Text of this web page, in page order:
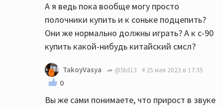
А я ведь пока вообще могу просто
полочники купить и к соньке подцепить?
Они же нормально должны играть? А к с-90
купить какой-нибудь китайский смсл?
TakoyVasya @Std13 25 мая 2023 в 17:35
0
Вы же сами понимаете, что прирост в звуке